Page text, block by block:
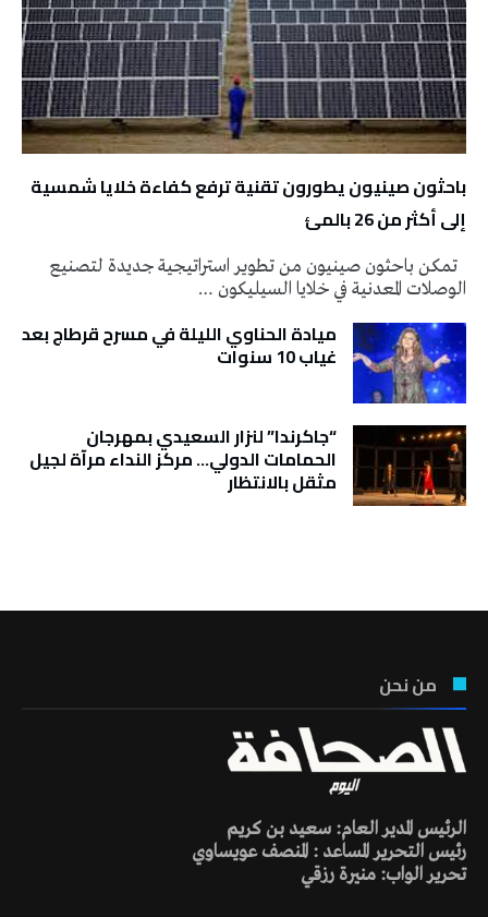
باحثون صينيون يطورون تقنية ترفع كفاءة خلايا شمسية
إلى أكثر من 26 بالمئ
تمكن باحثون صينيون من تطوير استراتيجية جديدة لتصنيع
الوصلات المعدنية في خلايا السيليكون …
ميادة الحناوي الليلة في مسرح قرطاج بعد
غياب 10 سنوات
“جاكرندا” لنزار السعيدي بمهرجان
الحمامات الدولي… مركز النداء مرآة لجيل
مثقل بالانتظار
من نحن
الرئيس المدير العام: سعيد بن كريم
رئيس التحرير المساعد : المنصف عويساوي
تحرير الواب: منيرة رزقي